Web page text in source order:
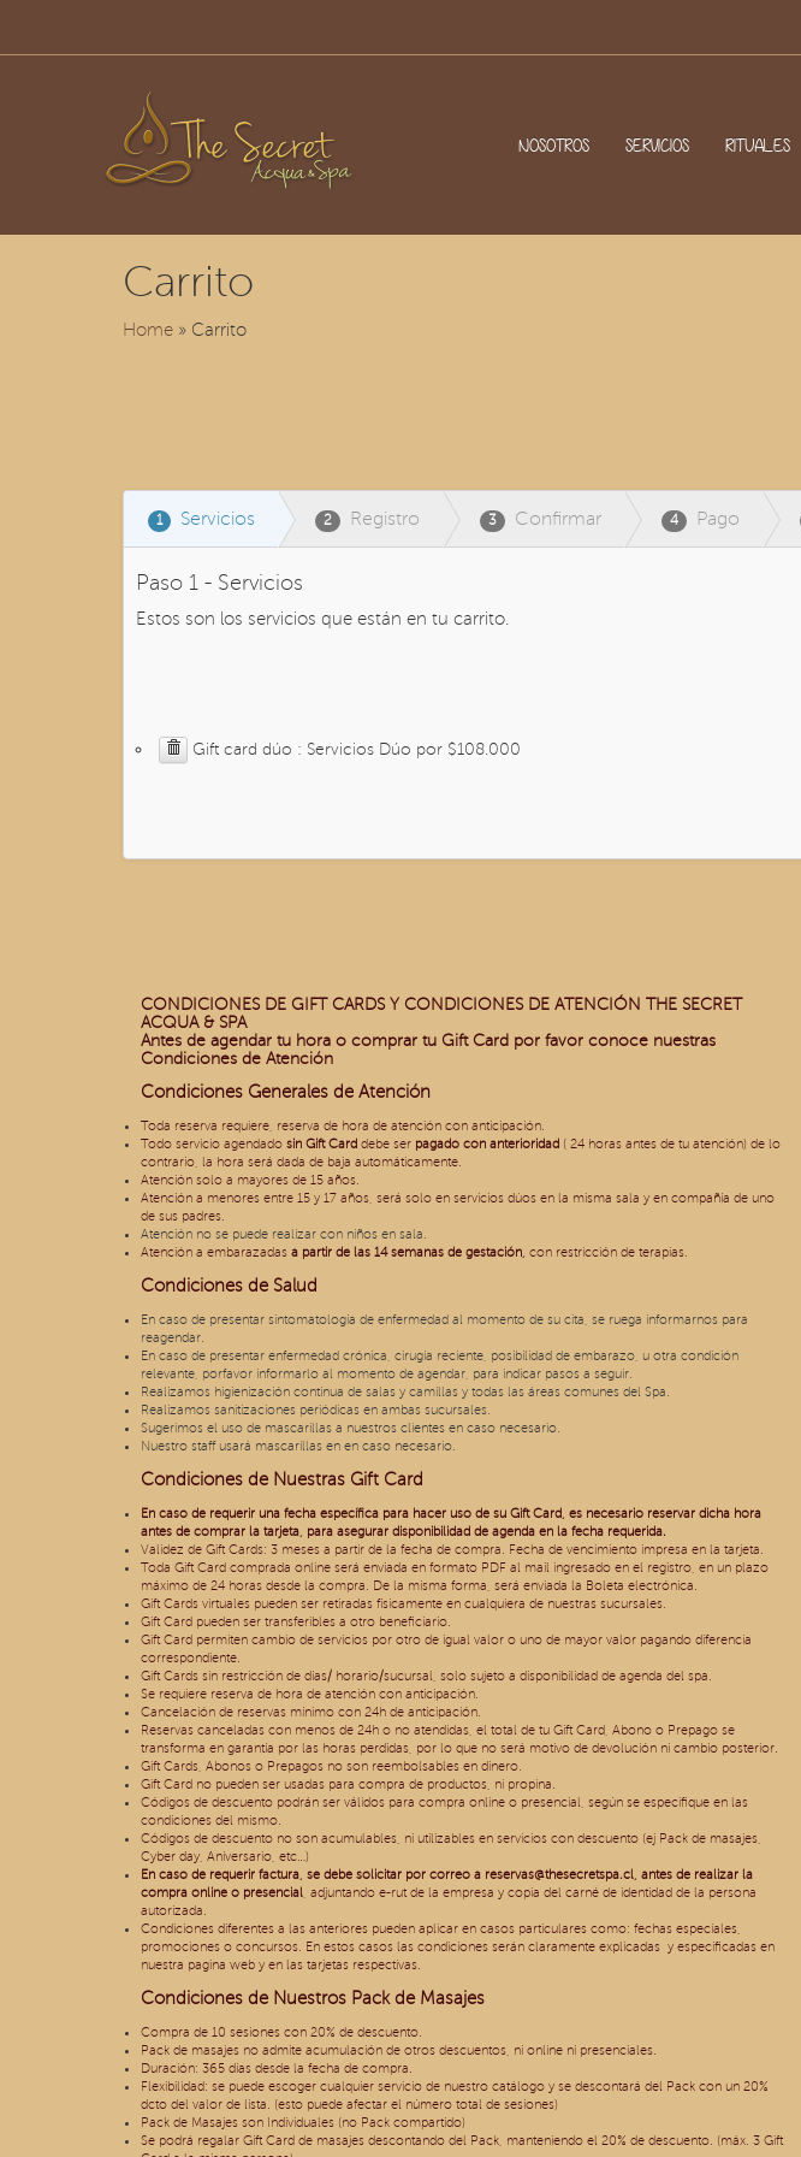
NOSOTROS SERVICIOS RITUALES
Carrito
Home » Carrito
1 Servicios 2 Registro 3 Confirmar 4 Pago
Paso 1 - Servicios
Estos son los servicios que están en tu carrito.
Gift card dúo : Servicios Dúo por $108.000
CONDICIONES DE GIFT CARDS Y CONDICIONES DE ATENCIÓN THE SECRET
ACQUA & SPA
Antes de agendar tu hora o comprar tu Gift Card por favor conoce nuestras
Condiciones de Atención
Condiciones Generales de Atención
Toda reserva requiere, reserva de hora de atención con anticipación.
Todo servicio agendado sin Gift Card debe ser pagado con anterioridad ( 24 horas antes de tu atención) de lo
contrario, la hora será dada de baja automáticamente.
Atención solo a mayores de 15 años.
Atención a menores entre 15 y 17 años, será solo en servicios dúos en la misma sala y en compañía de uno
de sus padres.
Atención no se puede realizar con niños en sala.
Atención a embarazadas a partir de las 14 semanas de gestación, con restricción de terapias.
Condiciones de Salud
En caso de presentar sintomatología de enfermedad al momento de su cita, se ruega informarnos para
reagendar.
En caso de presentar enfermedad crónica, cirugía reciente, posibilidad de embarazo, u otra condición
relevante, porfavor informarlo al momento de agendar, para indicar pasos a seguir.
Realizamos higienización continua de salas y camillas y todas las áreas comunes del Spa.
Realizamos sanitizaciones periódicas en ambas sucursales.
Sugerimos el uso de mascarillas a nuestros clientes en caso necesario.
Nuestro staff usará mascarillas en en caso necesario.
Condiciones de Nuestras Gift Card
En caso de requerir una fecha específica para hacer uso de su Gift Card, es necesario reservar dicha hora
antes de comprar la tarjeta, para asegurar disponibilidad de agenda en la fecha requerida.
Validez de Gift Cards: 3 meses a partir de la fecha de compra. Fecha de vencimiento impresa en la tarjeta.
Toda Gift Card comprada online será enviada en formato PDF al mail ingresado en el registro, en un plazo
máximo de 24 horas desde la compra. De la misma forma, será enviada la Boleta electrónica.
Gift Cards virtuales pueden ser retiradas físicamente en cualquiera de nuestras sucursales.
Gift Card pueden ser transferibles a otro beneficiario.
Gift Card permiten cambio de servicios por otro de igual valor o uno de mayor valor pagando diferencia
correspondiente.
Gift Cards sin restricción de días/ horario/sucursal, solo sujeto a disponibilidad de agenda del spa.
Se requiere reserva de hora de atención con anticipación.
Cancelación de reservas mínimo con 24h de anticipación.
Reservas canceladas con menos de 24h o no atendidas, el total de tu Gift Card, Abono o Prepago se
transforma en garantía por las horas perdidas, por lo que no será motivo de devolución ni cambio posterior.
Gift Cards, Abonos o Prepagos no son reembolsables en dinero.
Gift Card no pueden ser usadas para compra de productos, ni propina.
Códigos de descuento podrán ser válidos para compra online o presencial, según se especifique en las
condiciones del mismo.
Códigos de descuento no son acumulables, ni utilizables en servicios con descuento (ej Pack de masajes,
Cyber day, Aniversario, etc…)
En caso de requerir factura, se debe solicitar por correo a reservas@thesecretspa.cl, antes de realizar la
compra online o presencial , adjuntando e-rut de la empresa y copia del carné de identidad de la persona
autorizada.
Condiciones diferentes a las anteriores pueden aplicar en casos particulares como: fechas especiales,
promociones o concursos. En estos casos las condiciones serán claramente explicadas y especificadas en
nuestra pagina web y en las tarjetas respectivas.
Condiciones de Nuestros Pack de Masajes
Compra de 10 sesiones con 20% de descuento.
Pack de masajes no admite acumulación de otros descuentos, ni online ni presenciales.
Duración: 365 días desde la fecha de compra.
Flexibilidad: se puede escoger cualquier servicio de nuestro catálogo y se descontará del Pack con un 20%
dcto del valor de lista. (esto puede afectar el número total de sesiones)
Pack de Masajes son Individuales (no Pack compartido)
Se podrá regalar Gift Card de masajes descontando del Pack, manteniendo el 20% de descuento. (máx. 3 Gift